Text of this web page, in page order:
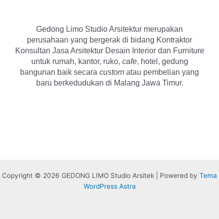
Gedong Limo Studio Arsitektur merupakan
perusahaan yang bergerak di bidang Kontraktor
Konsultan Jasa Arsitektur Desain Interior dan Furniture
untuk rumah, kantor, ruko, cafe, hotel, gedung
bangunan baik secara custom atau pembelian yang
baru berkedudukan di Malang Jawa Timur.
Copyright © 2026 GEDONG LIMO Studio Arsitek | Powered by Tema
WordPress Astra